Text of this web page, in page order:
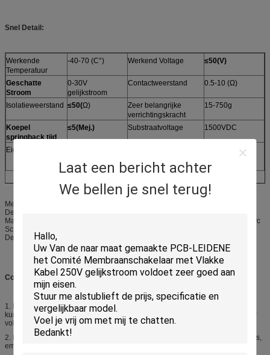
Laat een bericht achter
We bellen je snel terug!
Snel Detail:
Werkende
Temperatuur
-40-70 (C°) Werkend Voltage ≤50(V)
Geschatte
Stroom
0-30V
gelijkstroom
Contactweerstand 0.5-10 (Ω)
Isolatieweerstand ≤50(Ω)
Zeer belangrijke
verrichtingskracht
15-750g
Koepel
springback tijd
≤5(Mej.) Substraatvoltage 1500VDC
Eigenschap: SGS, Rohs
Membraanschakelaars met FPC-kring:
De verschijning van Nice en goede strakheid
Materiaal: Het Autotypehuisdier, geweven PC, polijst PC met steen eindigt, pvc
Schakelaar: Nicomatic, FCI, Molex, Zif-schakelaar, CJT
De aangepaste ontwerpen worden goedgekeurd
Concurrentievoordeel:
1. De mooie verschijning, rijk en helder in kleur, ontwerp kan willekeurig zijn,
kunnen de producten op de individuele stijl van het product zelf en ontwerper
volledig wijzen.
2. Het Comité kan wassen, goede bescherming van duurzame kleur, karakters,
emblemen en andere paneelinhoud zonder verwonding.